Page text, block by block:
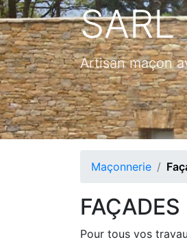
Artisan maçon
Maçonnerie
FAÇADES
Pour tous vos